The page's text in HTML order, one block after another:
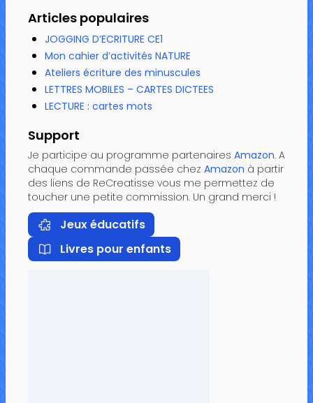
Articles populaires
JOGGING D’ECRITURE CE1
Mon cahier d’activités NATURE
Ateliers écriture des minuscules
LETTRES MOBILES – CARTES DICTEES
LECTURE : cartes mots
Support
Je participe au programme partenaires Amazon. A
chaque commande passée chez Amazon à partir
des liens de ReCreatisse vous me permettez de
toucher une petite commission. Un grand merci !
Jeux éducatifs
Livres pour enfants